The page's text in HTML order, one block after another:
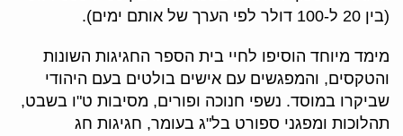
(בין 20 ל-100 דולר לפי הערך של אותם ימים).
מימד מיוחד הוסיפו לחיי בית הספר החגיגות השונות
והטקסים, והמפגשים עם אישים בולטים בעם היהודי
שביקרו במוסד. נשפי חנוכה ופורים, מסיבות ט"ו בשבט,
תהלוכות ומפגני ספורט בל"ג בעומר, חגיגות חג